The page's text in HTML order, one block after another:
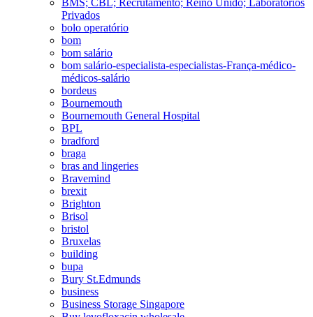
Privados
bolo operatório
bom
bom salário
bom salário-especialista-especialistas-França-médico-
médicos-salário
bordeus
Bournemouth
Bournemouth General Hospital
BPL
bradford
braga
bras and lingeries
Bravemind
brexit
Brighton
Brisol
bristol
Bruxelas
building
bupa
Bury St.Edmunds
business
Business Storage Singapore